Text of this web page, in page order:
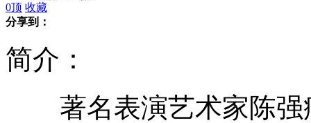
媒体：先有学校分类，后有学生分类
0顶 收藏
分享到：
简介：
著名表演艺术家陈强